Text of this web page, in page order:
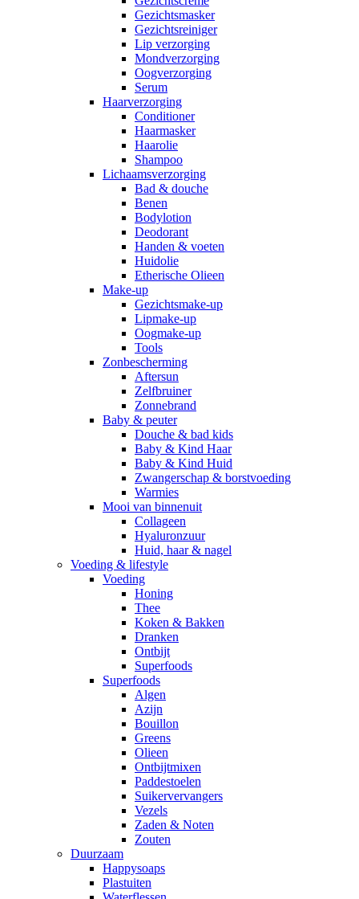
Gezichtsmasker
Gezichtsreiniger
Lip verzorging
Mondverzorging
Oogverzorging
Serum
Haarverzorging
Conditioner
Haarmasker
Haarolie
Shampoo
Lichaamsverzorging
Bad & douche
Benen
Bodylotion
Deodorant
Handen & voeten
Huidolie
Etherische Olieen
Make-up
Gezichtsmake-up
Lipmake-up
Oogmake-up
Tools
Zonbescherming
Aftersun
Zelfbruiner
Zonnebrand
Baby & peuter
Douche & bad kids
Baby & Kind Haar
Baby & Kind Huid
Zwangerschap & borstvoeding
Warmies
Mooi van binnenuit
Collageen
Hyaluronzuur
Huid, haar & nagel
Voeding & lifestyle
Voeding
Honing
Thee
Koken & Bakken
Dranken
Ontbijt
Superfoods
Superfoods
Algen
Azijn
Bouillon
Greens
Olieen
Ontbijtmixen
Paddestoelen
Suikervervangers
Vezels
Zaden & Noten
Zouten
Duurzaam
Happysoaps
Plastuiten